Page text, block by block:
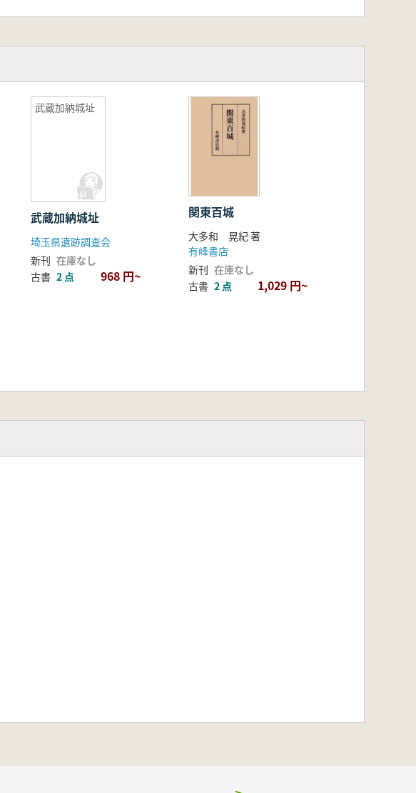
武蔵加納城址
武蔵加納城址
埼玉県遺跡調査会
新刊 在庫なし
古書 2 点 968 円~
関東百城
大多和 晃紀 著
有峰書店
新刊 在庫なし
古書 2 点 1,029 円~